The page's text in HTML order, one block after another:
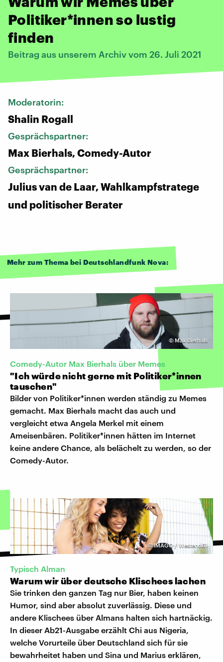
Politiker*innen so lustig
finden
Beitrag aus unserem Archiv vom 26. Juli 2021
Moderatorin:
Shalin Rogall
Gesprächspartner:
Max Bierhals, Comedy-Autor
Gesprächspartner:
Julius van de Laar, Wahlkampfstratege
und politischer Berater
Mehr zum Thema bei Deutschlandfunk Nova:
©Max Bierhals
Comedy-Autor Max Bierhals über Memes
"Ich würde nicht gerne mit Politiker*innen
tauschen"
Bilder von Politiker*innen werden ständig zu Memes
gemacht. Max Bierhals macht das auch und
vergleicht etwa Angela Merkel mit einem
Ameisenbären. Politiker*innen hätten im Internet
keine andere Chance, als belächelt zu werden, so der
Comedy-Autor.
©IMAGO / Westend61
Typisch Alman
Warum wir über deutsche Klischees lachen
Sie trinken den ganzen Tag nur Bier, haben keinen
Humor, sind aber absolut zuverlässig. Diese und
andere Klischees über Almans halten sich hartnäckig.
In dieser Ab21-Ausgabe erzählt Chi aus Nigeria,
welche Vorurteile über Deutschland sich für sie
bewahrheitet haben und Sina und Marius erklären,